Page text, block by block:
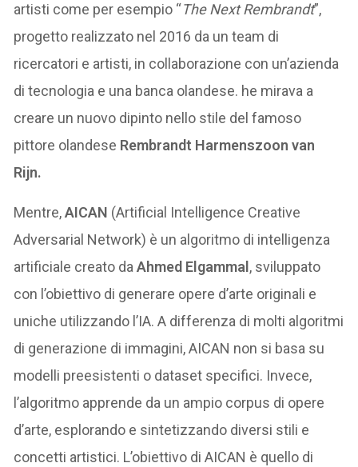
artisti come per esempio “The Next Rembrandt”,
progetto realizzato nel 2016 da un team di
ricercatori e artisti, in collaborazione con un’azienda
di tecnologia e una banca olandese. he mirava a
creare un nuovo dipinto nello stile del famoso
pittore olandese Rembrandt Harmenszoon van
Rijn.
Mentre,AICAN (Artificial Intelligence Creative
Adversarial Network) è un algoritmo di intelligenza
artificiale creato daAhmed Elgammal , sviluppato
con l’obiettivo di generare opere d’arte originali e
uniche utilizzando l’IA. A differenza di molti algoritmi
di generazione di immagini, AICAN non si basa su
modelli preesistenti o dataset specifici. Invece,
l’algoritmo apprende da un ampio corpus di opere
d’arte, esplorando e sintetizzando diversi stili e
concetti artistici. L’obiettivo di AICAN è quello di